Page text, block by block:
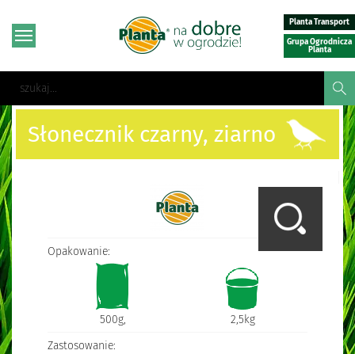
Planta Transport
Grupa Ogrodnicza
Planta
Słonecznik czarny, ziarno
Opakowanie:
500g,
2,5kg
Zastosowanie: